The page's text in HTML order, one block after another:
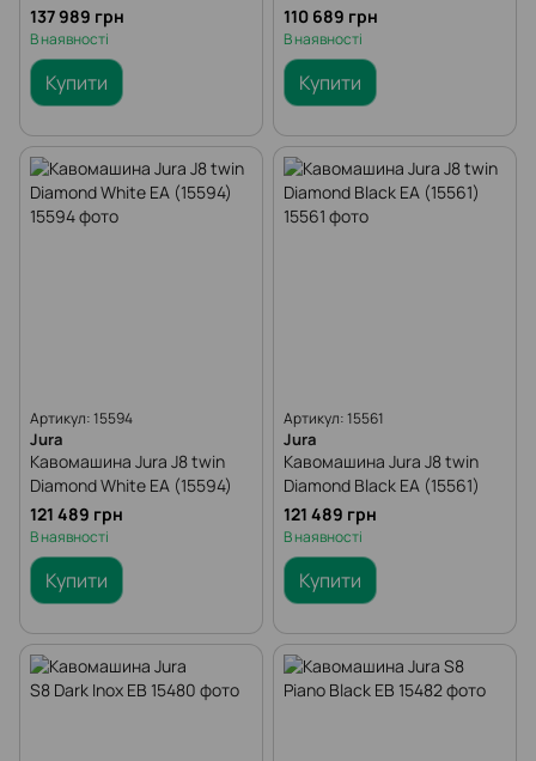
137 989 грн
В наявності
Купити
110 689 грн
В наявності
Купити
Артикул: 15594
Jura
Кавомашина Jura J8 twin
Diamond White EA (15594)
121 489 грн
В наявності
Купити
Артикул: 15561
Jura
Кавомашина Jura J8 twin
Diamond Black EA (15561)
121 489 грн
В наявності
Купити